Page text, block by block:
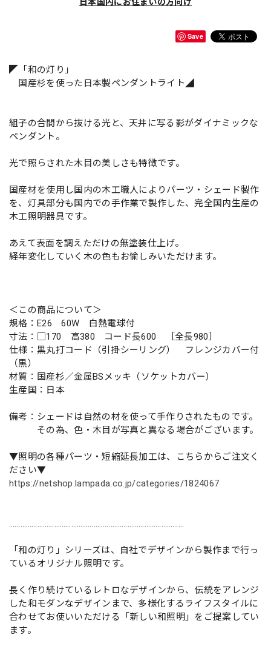
Save
◤「和の灯り」
国産杉を使った日本製ペンダントライト◢
組子の合間から抜ける光と、天井に写る影がダイナミックな
ペンダント。
光で照らされた木目の美しさも特徴です。
国産材を使用し国内の木工職人によりパーツ・シェード製作
を、灯具部分も国内での手作業で製作した、完全国内生産の
木工照明器具です。
あえて表面を調えただけの無塗装仕上げ。
経年変化していく木の色もお愉しみいただけます。
＜この商品について＞
規格：E26 60W 白熱電球付
寸法：□170 高380 コード長600 ［全長980］
仕様：黒丸打コード（引掛シーリング） フレンジカバー付
（黒）
材質：国産杉／金属BSメッキ（ソケットカバー）
生産国：日本
備考：シェードは自然の材を使って手作りされたものです。
その為、色・木目が写真と異なる場合がございます。
▼照明の各種パーツ・短縮延長加工は、こちらからご注文く
ださい▼
https://netshop.lampada.co.jp/categories/1824067
…………………………………………………………………………………
「和の灯り」シリーズは、自社でデザインから製作まで行っ
ているオリジナル照明です。
長く作り続けているレトロなデザインから、伝統をアレンジ
した和モダンなデザインまで、多様化するライフスタイルに
合わせてお使いいただける「新しい和照明」をご提案してい
ます。